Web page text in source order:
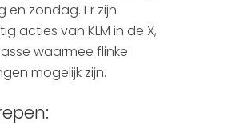
en zondag. Er zijn
acties van KLM in de X,
waarmee flinke
mogelijk zijn.